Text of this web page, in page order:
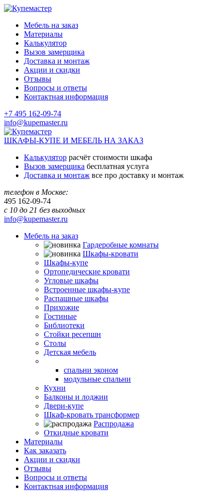
Мебель на заказ
Материалы
Калькулятор
Вызов замерщика
Доставка и монтаж
Акции и скидки
Отзывы
Вопросы и ответы
Контактная информация
+7 495 162-09-74
info@kupemaster.ru
ШКАФЫ-КУПЕ И МЕБЕЛЬ НА ЗАКАЗ
Калькулятор расчёт стоимости шкафа
Вызов замерщика бесплатная услуга
Доставка и монтаж все про доставку и монтаж
телефон в Москве:
495 162-09-74
с 10 до 21 без выходных
info@kupemaster.ru
Мебель на заказ
Гардеробные комнаты
Шкафы-кровати
Шкафы-купе
Ортопедические кровати
Угловые шкафы
Встроенные шкафы-купе
Распашные шкафы
Прихожие
Гостиные
Библиотеки
Стойки ресепшн
Столы
Детская мебель
спальни эконом
модульные спальни
Кухни
Балконы и лоджии
Двери-купе
Шкаф-кровать трансформер
Распродажа
Откидные кровати
Материалы
Как заказать
Акции и скидки
Отзывы
Вопросы и ответы
Контактная информация